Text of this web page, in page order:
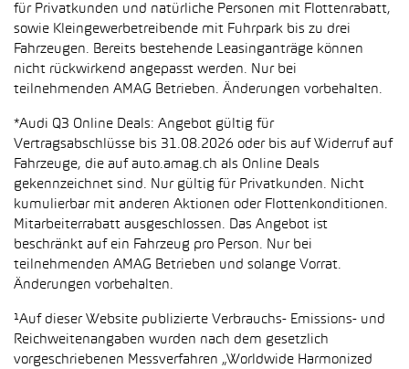
für Privatkunden und natürliche Personen mit Flottenrabatt,
sowie Kleingewerbetreibende mit Fuhrpark bis zu drei
Fahrzeugen. Bereits bestehende Leasinganträge können
nicht rückwirkend angepasst werden. Nur bei
teilnehmenden AMAG Betrieben. Änderungen vorbehalten.
*Audi Q3 Online Deals: Angebot gültig für
Vertragsabschlüsse bis 31.08.2026 oder bis auf Widerruf auf
Fahrzeuge, die auf auto.amag.ch als Online Deals
gekennzeichnet sind. Nur gültig für Privatkunden. Nicht
kumulierbar mit anderen Aktionen oder Flottenkonditionen.
Mitarbeiterrabatt ausgeschlossen. Das Angebot ist
beschränkt auf ein Fahrzeug pro Person. Nur bei
teilnehmenden AMAG Betrieben und solange Vorrat.
Änderungen vorbehalten.
¹Auf dieser Website publizierte Verbrauchs- Emissions- und
Reichweitenangaben wurden nach dem gesetzlich
vorgeschriebenen Messverfahren „Worldwide Harmonized